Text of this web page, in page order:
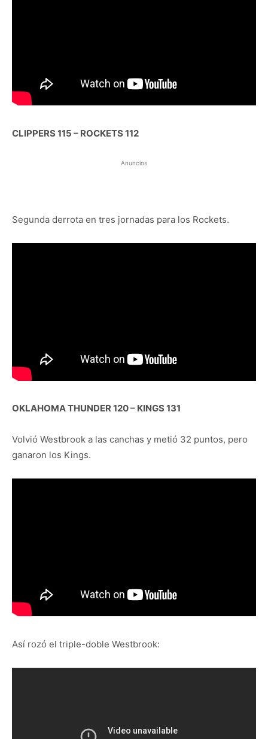
CLIPPERS 115 – ROCKETS 112
Anuncios
Segunda derrota en tres jornadas para los Rockets.
OKLAHOMA THUNDER 120 – KINGS 131
Volvió Westbrook a las canchas y metió 32 puntos, pero
ganaron los Kings.
Así rozó el triple-doble Westbrook: